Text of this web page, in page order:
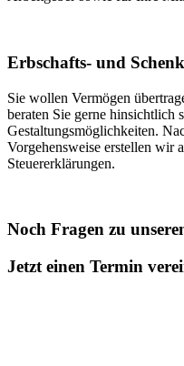
Erbschafts- und
Sie wollen Vermögen
beraten Sie gerne hinsichtlich
Gestaltungsmöglichkeiten.
Vorgehensweise erstellen wir
Steuererklärungen.
Noch Fragen zu
Jetzt einen Termin